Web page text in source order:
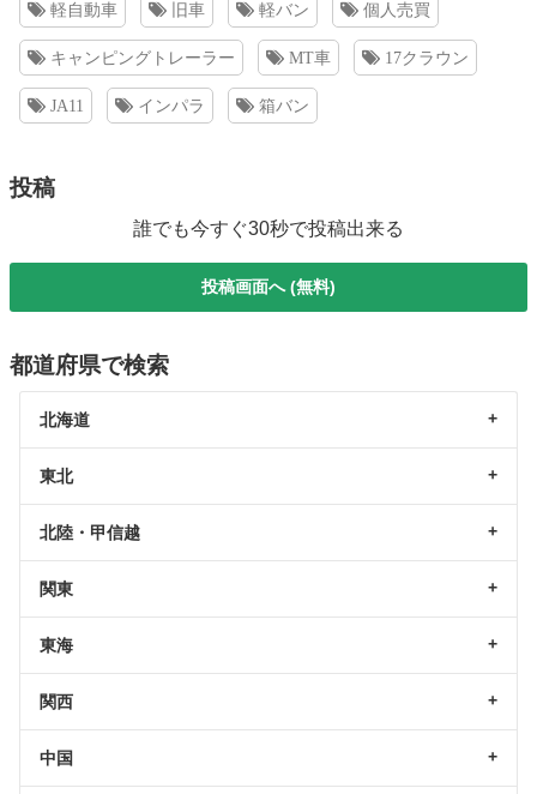
軽自動車 旧車 軽バン 個人売買
キャンピングトレーラー MT車 17クラウン
JA11 インパラ 箱バン
投稿
誰でも今すぐ30秒で投稿出来る
投稿画面へ (無料)
都道府県で検索
北海道
東北
北陸・甲信越
関東
東海
関西
中国